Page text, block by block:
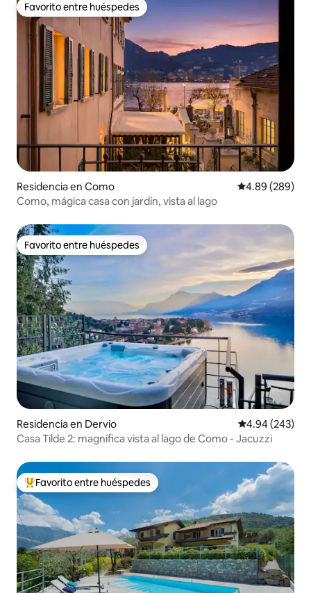
Favorito entre huéspedes
Favorito entre huéspedes
Residencia en Como Calificación
4.89 (289)
Como, mágica casa con jardín, vista al lago
Favorito entre huéspedes
Favorito entre huéspedes
Residencia en Dervio Calificación
4.94 (243)
Casa Tilde 2: magnífica vista al lago de Como - Jacuzzi
De los mejores en Favorito entre huéspedes
Favorito entre huéspedes